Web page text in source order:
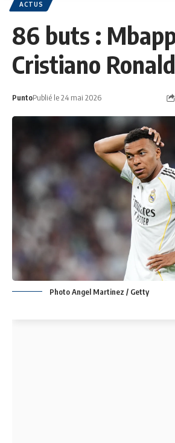
ACTUS
86 buts :
Cristiano
PuntoPublié le 24 mai 2026
Photo Angel Martinez / Getty